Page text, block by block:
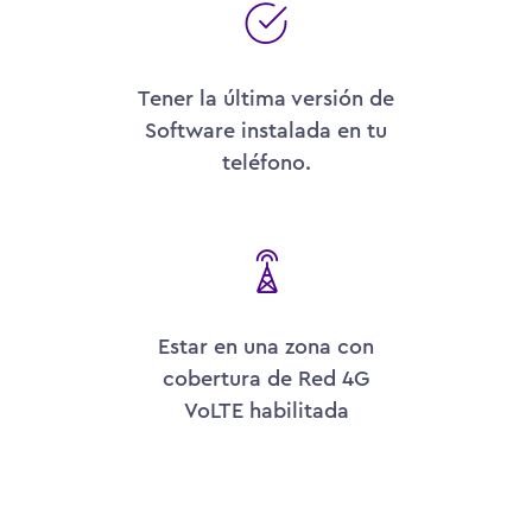
Tener la última versión de
Software instalada en tu
teléfono.
Estar en una zona con
cobertura de Red 4G
VoLTE habilitada